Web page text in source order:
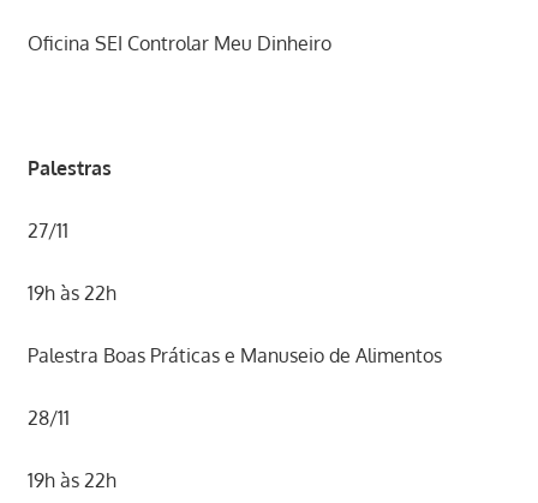
Oficina SEI Controlar Meu Dinheiro
Palestras
27/11
19h às 22h
Palestra Boas Práticas e Manuseio de Alimentos
28/11
19h às 22h